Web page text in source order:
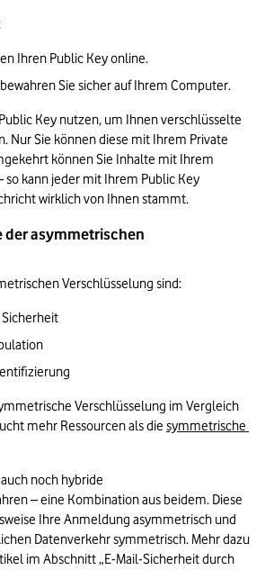
Ihren Public Key online.
Sie sicher auf Ihrem Computer.
Key nutzen, um Ihnen verschlüsselte
Nur Sie können diese mit Ihrem Private
können Sie Inhalte mit Ihrem
so kann jeder mit Ihrem Public Key
wirklich von Ihnen stammt.
der asymmetrischen
Verschlüsselung sind:
Verschlüsselung im Vergleich
mehr Ressourcen als die symmetrische
noch hybride
– eine Kombination aus beidem. Diese
Ihre Anmeldung asymmetrisch und
Datenverkehr symmetrisch. Mehr dazu
im Abschnitt „E-Mail-Sicherheit durch